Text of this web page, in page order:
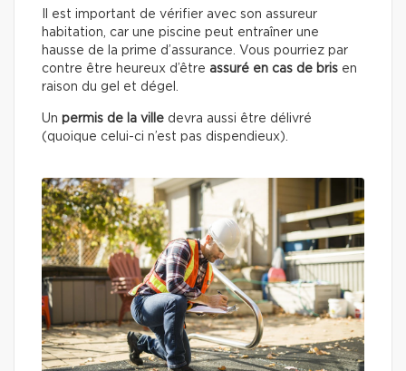
Il est important de vérifier avec son assureur
habitation, car une piscine peut entraîner une
hausse de la prime d’assurance. Vous pourriez par
contre être heureux d’être assuré en cas de bris en
raison du gel et dégel.
Un permis de la ville devra aussi être délivré
(quoique celui-ci n’est pas dispendieux).